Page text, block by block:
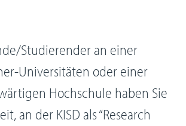
Studierender an einer
Universitäten oder einer
Hochschule haben Sie
an der KISD als “Research